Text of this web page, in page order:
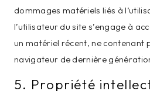
dommages matériels liés à
l’utilisateur du site s’engage à
un matériel récent, ne contenant
navigateur de dernière
5. Propriété